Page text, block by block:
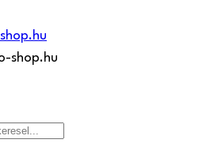
shop.hu